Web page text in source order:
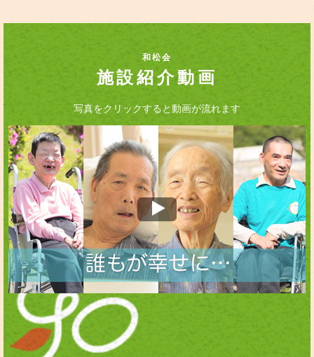
和松会
施設紹介動画
写真をクリックすると動画が流れます